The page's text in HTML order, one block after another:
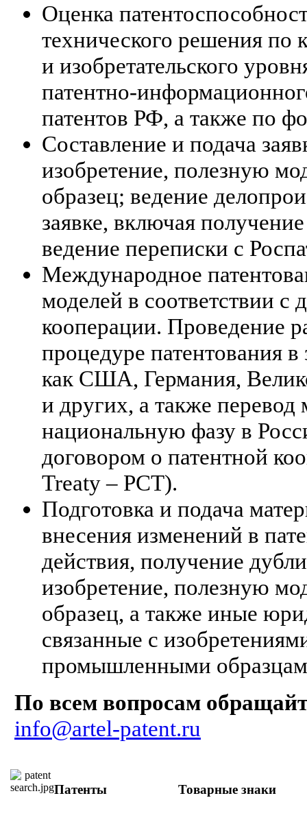
Оценка
технического решения
и изобретательского
патентно-
патентов РФ, а также по
Составление и подача
изобретение, полезную
образец; ведение
заявке, включая
ведение переписки с
Международное
моделей в соответствии с
кооперации. Проведение
процедуре патентования
как США, Германия,
и других, а также
национальную фазу в
договором о патентной
Treaty – PCT).
Подготовка и подача
внесения изменений в
действия, получение
изобретение, полезную
образец, а также иные
связанные с
промышленными
По всем вопросам
info@artel-patent.ru
Патенты Товарные знаки